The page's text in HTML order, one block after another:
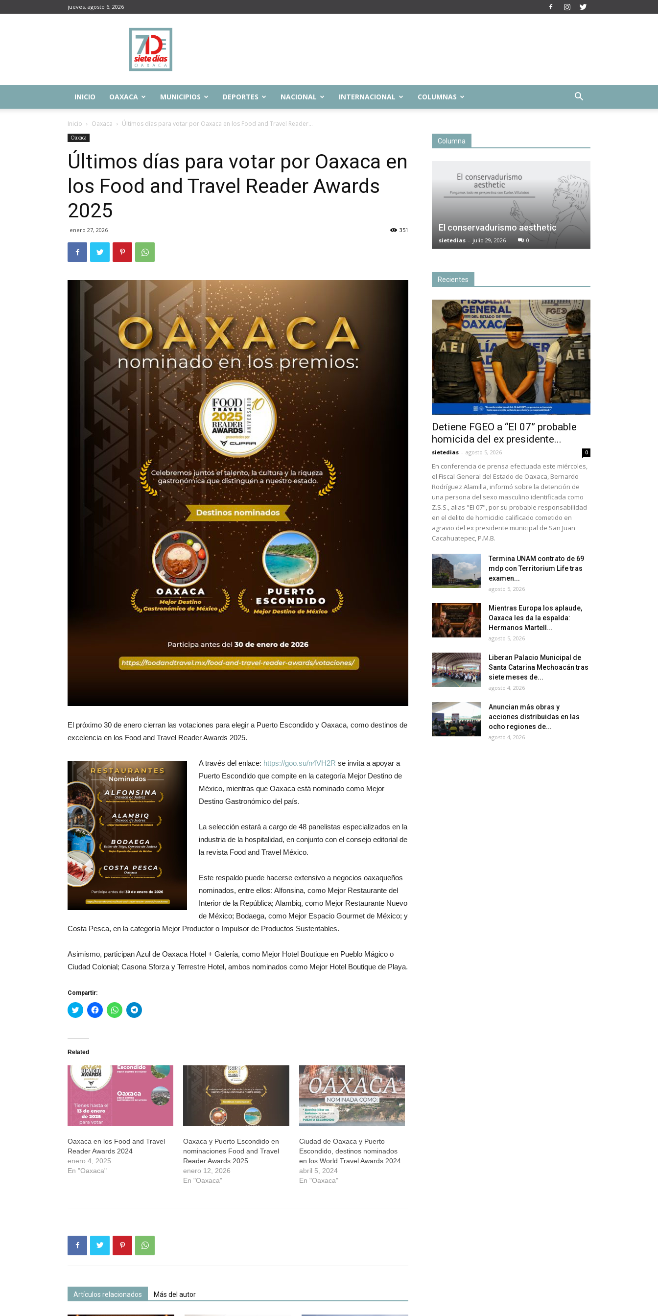
jueves, agosto 6, 2026
Siete
Días
Oaxaca
INICIO OAXACA MUNICIPIOS DEPORTES NACIONAL INTERNACIONAL COLUMNAS
Inicio Oaxaca Últimos días para votar por Oaxaca en los Food and Travel Reader...
Oaxaca
Últimos días para votar por Oaxaca en
los Food and Travel Reader Awards
2025
enero 27, 2026 351
El próximo 30 de enero cierran las votaciones para elegir a Puerto Escondido y Oaxaca, como destinos de
excelencia en los Food and Travel Reader Awards 2025.
A través del enlace: https://goo.su/n4VH2R se invita a apoyar a
Puerto Escondido que compite en la categoría Mejor Destino de
México, mientras que Oaxaca está nominado como Mejor
Destino Gastronómico del país.
La selección estará a cargo de 48 panelistas especializados en la
industria de la hospitalidad, en conjunto con el consejo editorial de
la revista Food and Travel México.
Este respaldo puede hacerse extensivo a negocios oaxaqueños
nominados, entre ellos: Alfonsina, como Mejor Restaurante del
Interior de la República; Alambiq, como Mejor Restaurante Nuevo
de México; Bodaega, como Mejor Espacio Gourmet de México; y
Costa Pesca, en la categoría Mejor Productor o Impulsor de Productos Sustentables.
Asimismo, participan Azul de Oaxaca Hotel + Galería, como Mejor Hotel Boutique en Pueblo Mágico o
Ciudad Colonial; Casona Sforza y Terrestre Hotel, ambos nominados como Mejor Hotel Boutique de Playa.
Compartir:
Haz
clic
Twitter
abre
una
ventana
nueva)
Haz
clic
una
ventana
nueva)
Haz
clic
una
ventana
Haz
clic
una
ventana
nueva)
Related
Oaxaca en los Food and Travel
Reader Awards 2024
enero 4, 2025
En "Oaxaca"
Oaxaca y Puerto Escondido en
nominaciones Food and Travel
Reader Awards 2025
enero 12, 2026
En "Oaxaca"
Ciudad de Oaxaca y Puerto
Escondido, destinos nominados
en los World Travel Awards 2024
abril 5, 2024
En "Oaxaca"
Artículos relacionados Más del autor
Columna
El conservadurismo aesthetic
sietedias - julio 29, 2026 0
Recientes
Detiene FGEO a “El 07” probable
homicida del ex presidente...
sietedias - agosto 5, 2026 0
En conferencia de prensa efectuada este miércoles,
el Fiscal General del Estado de Oaxaca, Bernardo
Rodríguez Alamilla, informó sobre la detención de
una persona del sexo masculino identificada como
Z.S.S., alias "El 07", por su probable responsabilidad
en el delito de homicidio calificado cometido en
agravio del ex presidente municipal de San Juan
Cacahuatepec, P.M.B.
Termina UNAM contrato de 69
mdp con Territorium Life tras
examen...
agosto 5, 2026
Mientras Europa los aplaude,
Oaxaca les da la espalda:
Hermanos Martell...
agosto 5, 2026
Liberan Palacio Municipal de
Santa Catarina Mechoacán tras
siete meses de...
agosto 4, 2026
Anuncian más obras y
acciones distribuidas en las
ocho regiones de...
agosto 4, 2026